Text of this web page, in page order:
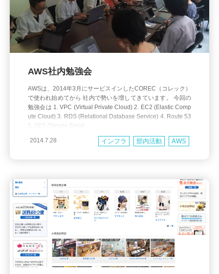
AWS社内勉強会
AWSは、2014年3月にサービスインしたCOREC（コレック）
で使われ始めてから 社内で勢いを増してきています。 今回の
勉強会は 1. VPC (Virtual Private Cloud) 2. EC2 (Elastic Comp
ute Cloud) 3. RDS (Relational Database Service) 4. Route 53
5. SES (Simple Email
2014.7.28 インフラ 部内活動 AWS